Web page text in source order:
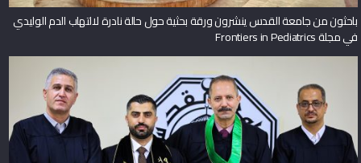
باحثون من جامعة القدس ينشرون ورقة بحثية حول حالة نادرة لالتهاب الدم الوليدي
في مجلة Frontiers in Pediatrics